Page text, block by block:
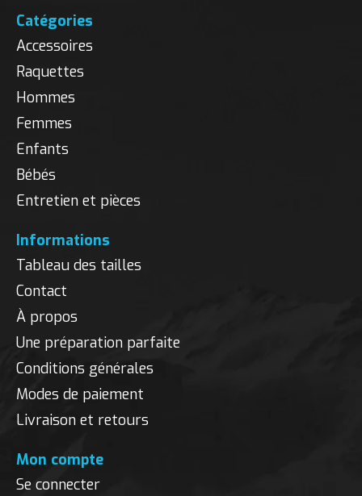
Catégories
Accessoires
Raquettes
Hommes
Femmes
Enfants
Bébés
Entretien et pièces
Informations
Tableau des tailles
Contact
À propos
Une préparation parfaite
Conditions générales
Modes de paiement
Livraison et retours
Mon compte
Se connecter